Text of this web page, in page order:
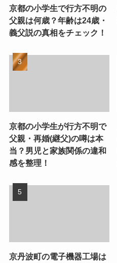
京都の小学生で行方不明の
父親は何歳？年齢は24歳・
義父説の真相をチェック！
京都の小学生が行方不明で
父親・再婚(継父)の噂は本
当？男児と家族関係の違和
感を整理！
京丹波町の電子機器工場は